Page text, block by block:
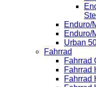
Enduro/
Enduro/
Urban
Fahrrad
Fahrrad
Fahrrad
Fahrrad